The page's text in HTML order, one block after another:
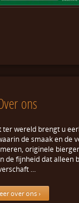
ons
ter wereld brengt u
de smaak en de
originele
de fijnheid dat alleen
…
over ons ›